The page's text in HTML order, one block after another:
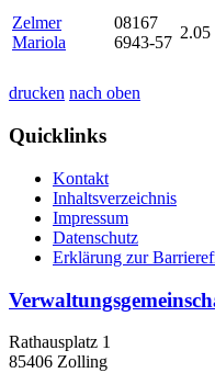
Zelmer
Mariola
08167
6943-57
2.05
drucken nach oben
Quicklinks
Kontakt
Inhaltsverzeichnis
Impressum
Datenschutz
Erklärung zur
Rathausplatz 1
85406 Zolling